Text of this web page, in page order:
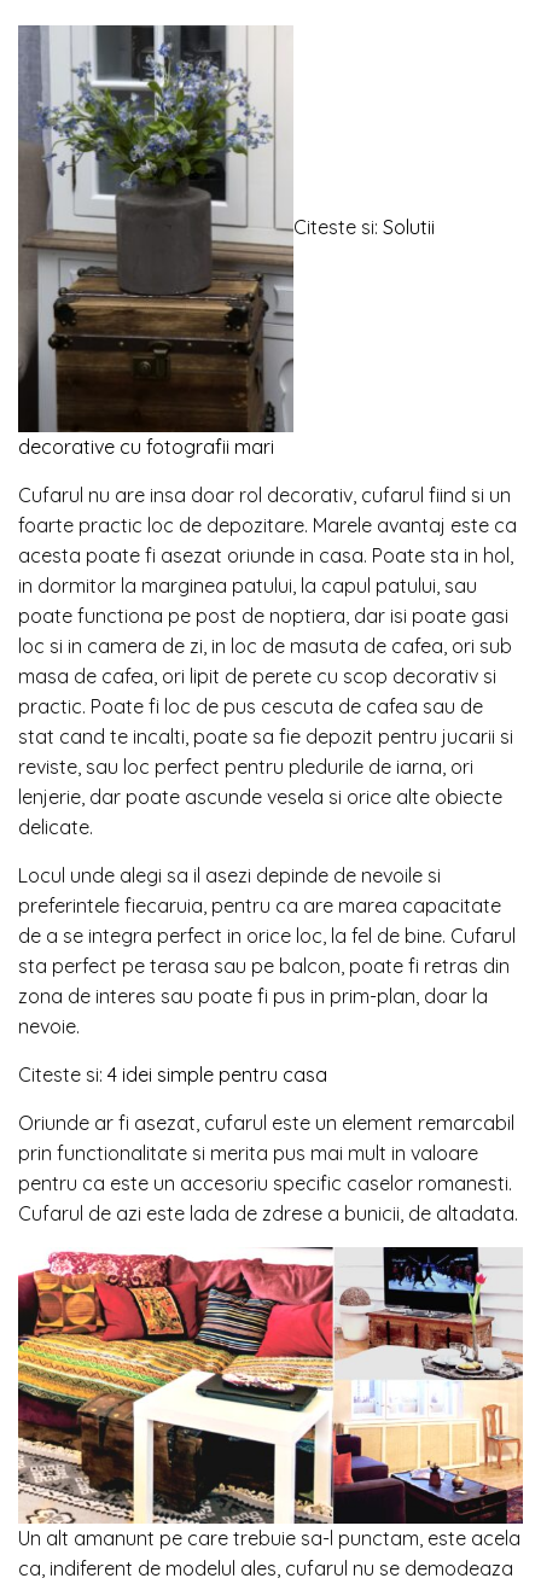
Citeste si: Solutii
decorative cu fotografii mari
Cufarul nu are insa doar rol decorativ, cufarul fiind si un
foarte practic loc de depozitare. Marele avantaj este ca
acesta poate fi asezat oriunde in casa. Poate sta in hol,
in dormitor la marginea patului, la capul patului, sau
poate functiona pe post de noptiera, dar isi poate gasi
loc si in camera de zi, in loc de masuta de cafea, ori sub
masa de cafea, ori lipit de perete cu scop decorativ si
practic. Poate fi loc de pus cescuta de cafea sau de
stat cand te incalti, poate sa fie depozit pentru jucarii si
reviste, sau loc perfect pentru pledurile de iarna, ori
lenjerie, dar poate ascunde vesela si orice alte obiecte
delicate.
Locul unde alegi sa il asezi depinde de nevoile si
preferintele fiecaruia, pentru ca are marea capacitate
de a se integra perfect in orice loc, la fel de bine. Cufarul
sta perfect pe terasa sau pe balcon, poate fi retras din
zona de interes sau poate fi pus in prim-plan, doar la
nevoie.
Citeste si: 4 idei simple pentru casa
Oriunde ar fi asezat, cufarul este un element remarcabil
prin functionalitate si merita pus mai mult in valoare
pentru ca este un accesoriu specific caselor romanesti.
Cufarul de azi este lada de zdrese a bunicii, de altadata.
Un alt amanunt pe care trebuie sa-l punctam, este acela
ca, indiferent de modelul ales, cufarul nu se demodeaza